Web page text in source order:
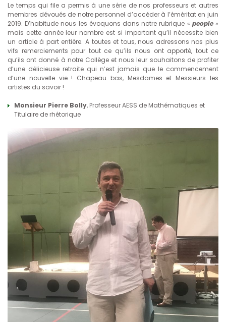
Le temps qui file a permis à une série de nos professeurs et autres
membres dévoués de notre personnel d’accéder à l’éméritat en juin
2019. D’habitude nous les évoquons dans notre rubrique « people»
mais cette année leur nombre est si important qu’il nécessite bien
un article à part entière. A toutes et tous, nous adressons nos plus
vifs remerciements pour tout ce qu’ils nous ont apporté, tout ce
qu’ils ont donné à notre Collège et nous leur souhaitons de profiter
d’une délicieuse retraite qui n’est jamais que le commencement
d’une nouvelle vie ! Chapeau bas, Mesdames et Messieurs les
artistes du savoir !
Monsieur Pierre Bolly, Professeur AESS de Mathématiques et
Titulaire de rhétorique